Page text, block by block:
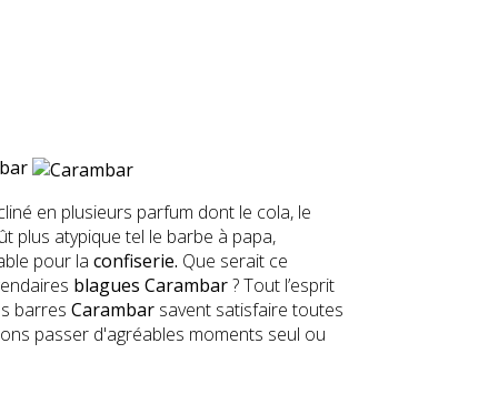
en plusieurs parfum dont le cola, le
plus atypique tel le barbe à papa,
pour la confiserie. Que serait ce
blagues Carambar? Tout l’esprit
barres Carambar savent satisfaire toutes
passer d'agréables moments seul ou